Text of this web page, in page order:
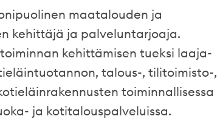
maatalouden ja
kehittäjä ja palveluntarjoaja.
kehittämisen tueksi laaja-
talous-, tilitoimisto-,
toiminnallisessa
ja kotitalouspalveluissa.